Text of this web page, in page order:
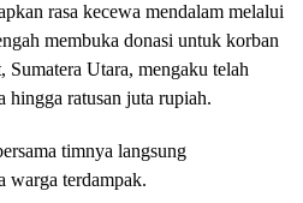
rasa kecewa mendalam melalui
membuka donasi untuk korban
Utara, mengaku telah
hingga ratusan juta rupiah.
timnya langsung
warga terdampak.